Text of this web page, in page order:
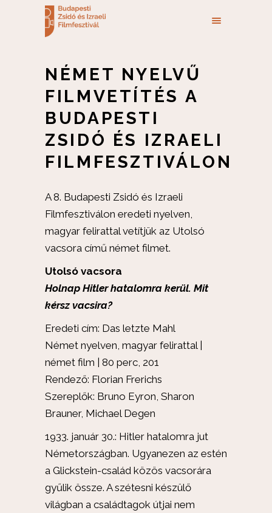
NÉMET NYELVŰ
FILMVETÍTÉS A
BUDAPESTI
ZSIDÓ ÉS IZRAELI
FILMFESZTIVÁLON
A 8. Budapesti Zsidó és Izraeli
Filmfesztiválon eredeti nyelven,
magyar felirattal vetítjük az Utolsó
vacsora című német filmet.
Utolsó vacsora
Holnap Hitler hatalomra kerül. Mit
kérsz vacsira?
Eredeti cím: Das letzte Mahl
Német nyelven, magyar felirattal |
német film | 80 perc, 201
Rendező: Florian Frerichs
Szereplők: Bruno Eyron, Sharon
Brauner, Michael Degen
1933. január 30.: Hitler hatalomra jut
Németországban. Ugyanezen az estén
a Glickstein-család közös vacsorára
gyűlik össze. A szétesni készülő
világban a családtagok útjai nem